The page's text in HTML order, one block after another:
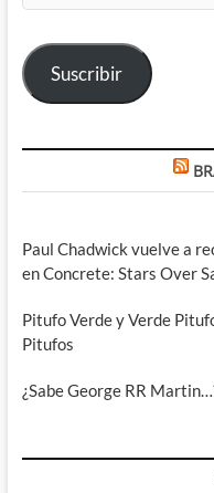
electrónico
Suscribir
Paul Chadwick vuelve a
en Concrete: Stars Over
Pitufo Verde y Verde
Pitufos
¿Sabe George RR